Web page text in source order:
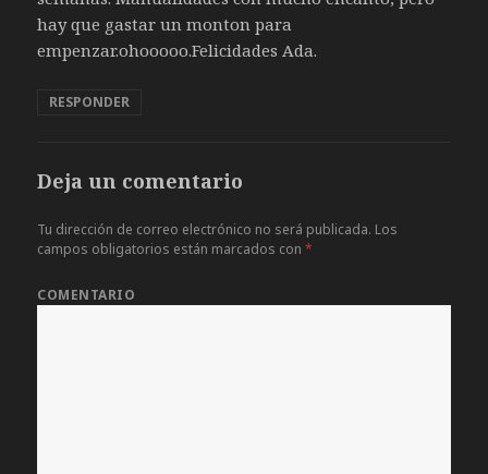
hay que gastar un monton para
empenzar.ohooooo.Felicidades Ada.
RESPONDER
Deja un comentario
Tu dirección de correo electrónico no será publicada. Los
campos obligatorios están marcados con*
COMENTARIO